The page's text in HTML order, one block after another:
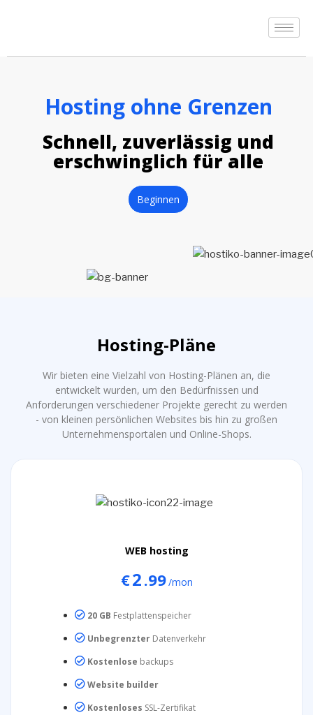
Hosting ohne Grenzen
Schnell, zuverlässig und
erschwinglich für alle
Beginnen
Hosting-Pläne
Wir bieten eine Vielzahl von Hosting-Plänen an, die
entwickelt wurden, um den Bedürfnissen und
Anforderungen verschiedener Projekte gerecht zu werden
- von kleinen persönlichen Websites bis hin zu großen
Unternehmensportalen und Online-Shops.
WEB hosting
€2.99/mon
20 GB Festplattenspeicher
Unbegrenzter Datenverkehr
Kostenlose backups
Website builder
Kostenloses SSL-Zertifikat